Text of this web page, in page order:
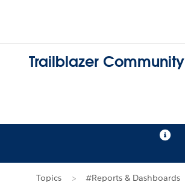
Trailblazer Community
Topics #Reports & Dashboards